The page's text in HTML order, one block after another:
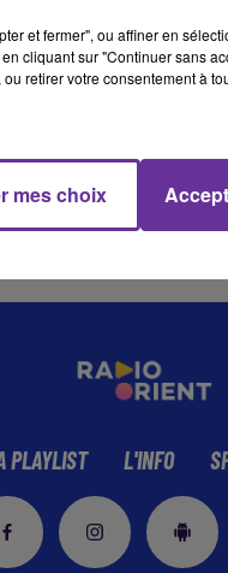
PLAYLIST L'INFO
et fermer", ou affiner en
cliquant sur "Continuer sans
retirer votre consentement à
mes choix